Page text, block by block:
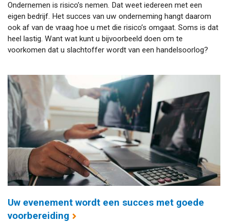
Ondernemen is risico’s nemen. Dat weet iedereen met een
eigen bedrijf. Het succes van uw onderneming hangt daarom
ook af van de vraag hoe u met die risico’s omgaat. Soms is dat
heel lastig. Want wat kunt u bijvoorbeeld doen om te
voorkomen dat u slachtoffer wordt van een handelsoorlog?
Uw evenement wordt een succes met goede
voorbereiding